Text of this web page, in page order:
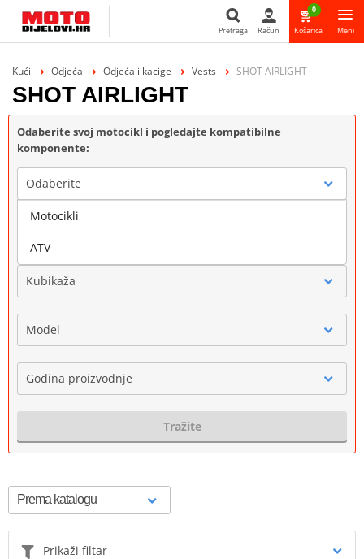
Pretraga
Pretraga Račun
0
Košarica Meni
Kući Odjeća Odjeća i kacige Vests SHOT AIRLIGHT
SHOT AIRLIGHT
Odaberite svoj motocikl i pogledajte kompatibilne
komponente:
Odaberite
Marka
Kubikaža
Model
Godina proizvodnje
Tražite
Prikaži filtar
Motocikli
ATV